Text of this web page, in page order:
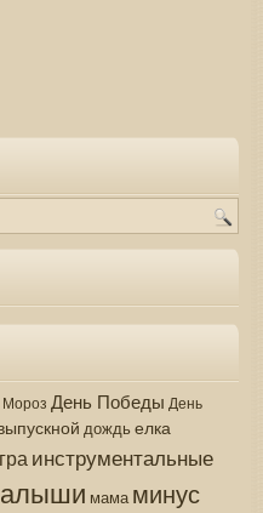
День Победы День
дождь елка
инструментальные
мама минус